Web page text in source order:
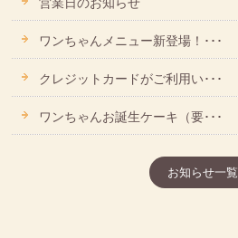
ワンちゃんメニュー新登場！･･･
クレジットカードがご利用い･･･
ワンちゃんお誕生ケーキ（要･･･
お知らせ一覧